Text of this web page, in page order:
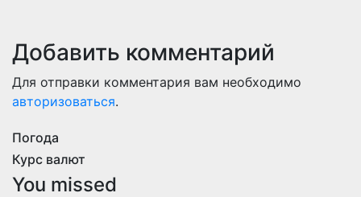
Добавить комментарий
Для отправки комментария вам необходимо
авторизоваться.
Погода
Курс валют
You missed